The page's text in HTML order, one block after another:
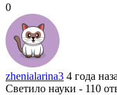
0
zhenialarina3 4 года
Светило науки - 110